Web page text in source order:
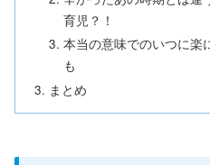
育児？！
本当の意味でのいつに楽
も
まとめ